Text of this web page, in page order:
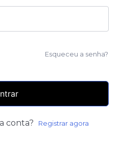
Esqueceu a senha?
conta? Registrar agora